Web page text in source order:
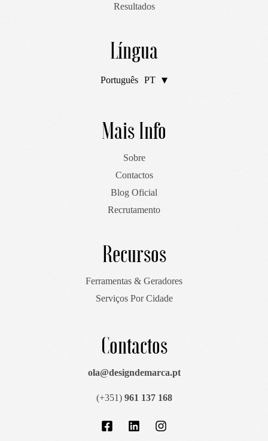
Resultados
Língua
Português PT
English EN
Mais Info
Sobre
Contactos
Blog Oficial
Recrutamento
Recursos
Ferramentas & Geradores
Serviços Por Cidade
Contactos
ola@designdemarca.pt
(+351) 961 137 168